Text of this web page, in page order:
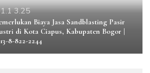
3.25
Biaya Jasa Sandblasting Pasir
di Kota Ciapus, Kabupaten Bogor |
8-822-2244